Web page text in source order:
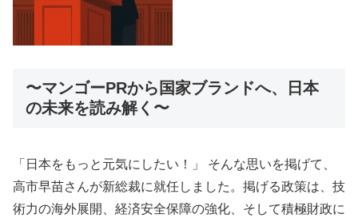
〜マンゴーPRから国家ブランドへ、日本
の未来を読み解く〜
「日本をもっと元気にしたい！」 そんな思いを掲げて、
高市早苗さんが新総裁に就任しました。掲げる政策は、技
術力の海外展開、経済安全保障の強化、そして積極財政に